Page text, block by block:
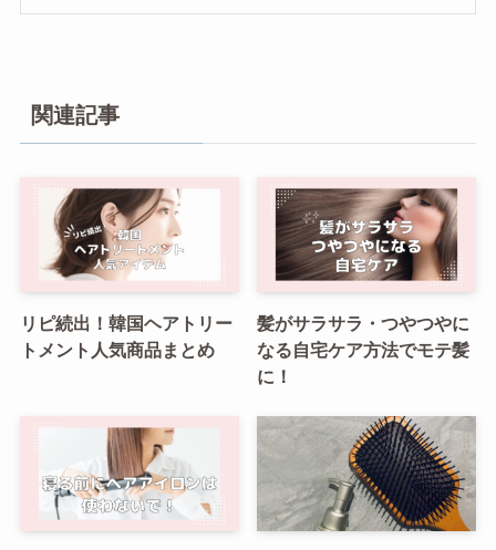
関連記事
リピ続出！韓国ヘアトリー
トメント人気商品まとめ
髪がサラサラ・つやつやに
なる自宅ケア方法でモテ髪
に！